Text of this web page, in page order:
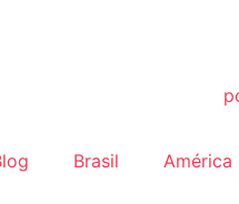
Brasil América